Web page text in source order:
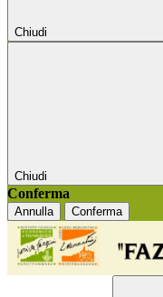
Chiudi
Chiudi
Conferma
Annulla Conferma